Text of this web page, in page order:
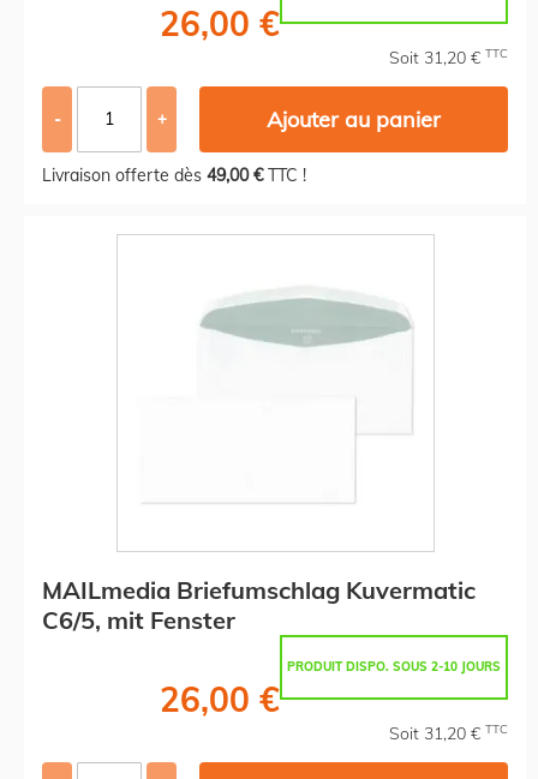
26,00 €
Soit 31,20 € TTC
- + Ajouter au panier
Livraison offerte dès 49,00 €TTC !
MAILmedia Briefumschlag Kuvermatic
C6/5, mit Fenster
PRODUIT DISPO. SOUS 2-10 JOURS
26,00 €
Soit 31,20 € TTC